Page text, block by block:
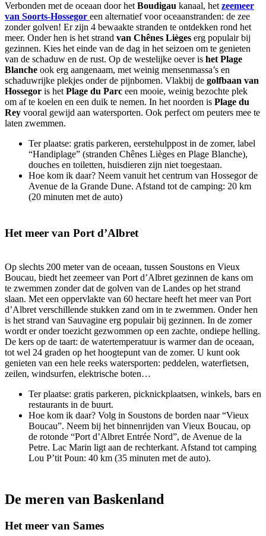
Verbonden met de oceaan door hetBoudigau kanaal, hetzeemeer
van Soorts-Hossegor een alternatief voor oceaanstranden: de zee
zonder golven! Er zijn 4 bewaakte stranden te ontdekken rond het
meer. Onder hen is het strand van Chênes Lièges erg populair bij
gezinnen. Kies het einde van de dag in het seizoen om te genieten
van de schaduw en de rust. Op de westelijke oever is het Plage
Blanche ook erg aangenaam, met weinig mensenmassa’s en
schaduwrijke plekjes onder de pijnbomen. Vlakbij de golfbaan van
Hossegor is hetPlage du Parc een mooie, weinig bezochte plek
om af te koelen en een duik te nemen. In het noorden is Plage du
Rey vooral gewijd aan watersporten. Ook perfect om peuters mee te
laten zwemmen.
Ter plaatse: gratis parkeren, eerstehulppost in de zomer, label
“Handiplage” (stranden Chênes Lièges en Plage Blanche),
douches en toiletten, huisdieren zijn niet toegestaan.
Hoe kom ik daar? Neem vanuit het centrum van Hossegor de
Avenue de la Grande Dune. Afstand tot de camping: 20 km
(20 minuten met de auto)
Het meer van Port d’Albret
Op slechts 200 meter van de oceaan, tussen Soustons en Vieux
Boucau, biedt het zeemeer van Port d’Albret gezinnen de kans om
te zwemmen zonder dat de golven van de Landes op het strand
slaan. Met een oppervlakte van 60 hectare heeft het meer van Port
d’Albret verschillende stukken zand om in te zwemmen. Onder hen
is het strand van Sauvagine erg populair bij gezinnen. In de zomer
wordt er onder toezicht gezwommen op een zachte, ondiepe helling.
De kers op de taart: de watertemperatuur is warmer dan de oceaan,
tot wel 24 graden op het hoogtepunt van de zomer. U kunt ook
genieten van een hele reeks watersporten: peddelen, waterfietsen,
zeilen, windsurfen, elektrische boten…
Ter plaatse: gratis parkeren, picknickplaatsen, winkels, bars en
restaurants in de buurt.
Hoe kom ik daar? Volg in Soustons de borden naar “Vieux
Boucau”. Neem bij het binnenrijden van Vieux Boucau, op
de rotonde “Port d’Albret Entrée Nord”, de Avenue de la
Petre. Lac Marin ligt aan de rechterkant. Afstand tot camping
Lou P’tit Poun: 40 km (35 minuten met de auto).
De meren van Baskenland
Het meer van Sames